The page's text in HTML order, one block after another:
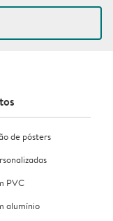
de pósters
PVC
alumínio